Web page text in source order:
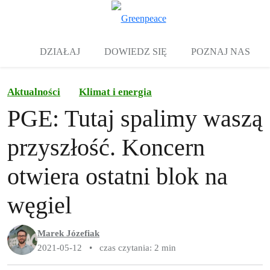
DZIAŁAJ DOWIEDZ SIĘ POZNAJ NAS
Aktualności Klimat i energia
PGE: Tutaj spalimy waszą
przyszłość. Koncern
otwiera ostatni blok na
węgiel
Marek Józefiak
2021-05-12
• czas czytania: 2 min